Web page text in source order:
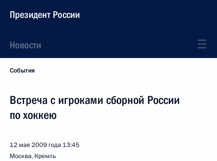
Президент России
Новости
События
Встреча с игроками сборной России
по хоккею
12 мая 2009 года 13:45
Москва, Кремль